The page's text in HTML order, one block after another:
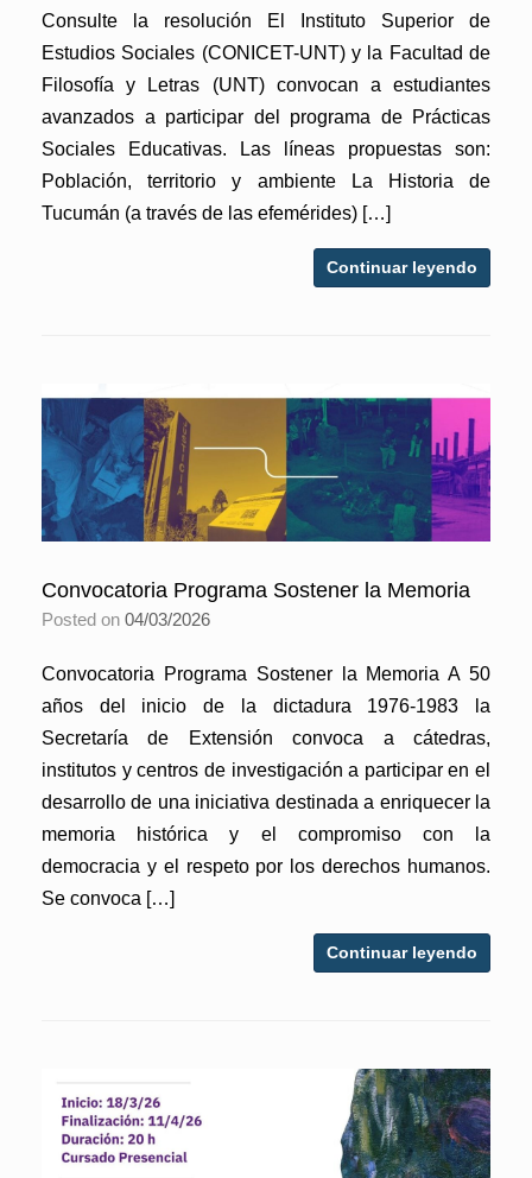
Consulte la resolución El Instituto Superior de
Estudios Sociales (CONICET-UNT) y la Facultad de
Filosofía y Letras (UNT) convocan a estudiantes
avanzados a participar del programa de Prácticas
Sociales Educativas. Las líneas propuestas son:
Población, territorio y ambiente La Historia de
Tucumán (a través de las efemérides) […]
Continuar leyendo
Convocatoria Programa Sostener la Memoria
Posted on 04/03/2026
Convocatoria Programa Sostener la Memoria A 50
años del inicio de la dictadura 1976-1983 la
Secretaría de Extensión convoca a cátedras,
institutos y centros de investigación a participar en el
desarrollo de una iniciativa destinada a enriquecer la
memoria histórica y el compromiso con la
democracia y el respeto por los derechos humanos.
Se convoca […]
Continuar leyendo